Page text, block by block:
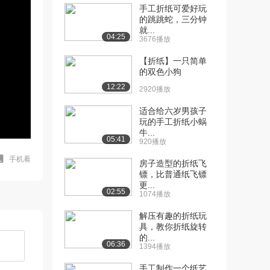
手机看
04:25
手工折纸可爱好玩
的跳跳蛇，三分钟
就...
3676播放
12:22
【折纸】一只简单
的双色小狗
2920播放
05:41
适合给六岁男孩子
玩的手工折纸小蜗
牛...
920播放
02:55
房子造型的折纸飞
镖，比普通纸飞镖
更...
1074播放
06:36
解压有趣的折纸玩
具，教你折纸旋转
的...
1394播放